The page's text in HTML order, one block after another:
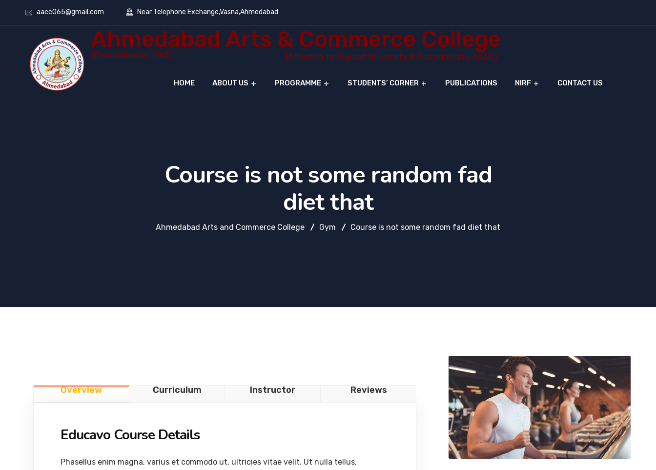
aacc065@gmail.com Near Telephone Exchange,Vasna,Ahmedabad
Ahmedabad Arts & Commerce College
(Established in 1965) (Affiliated to Gujarat University & Accredited by NAAC)
HOME ABOUT US PROGRAMME STUDENTS’ CORNER PUBLICATIONS NIRF CONTACT US
Course is not some random fad
diet that
Ahmedabad Arts and Commerce College Gym Course is not some random fad diet that
Overview Curriculum Instructor Reviews
Educavo Course Details
Phasellus enim magna, varius et commodo ut, ultricies vitae velit. Ut nulla tellus,